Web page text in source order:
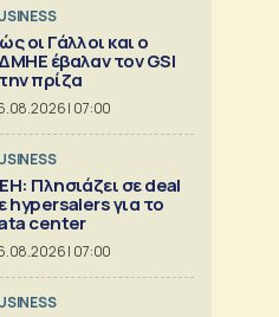
οι Γάλλοι και ο
έβαλαν τον GSI
πρίζα
| 07:00
Πλησιάζει σε deal
hypersalers για το
center
| 07:00